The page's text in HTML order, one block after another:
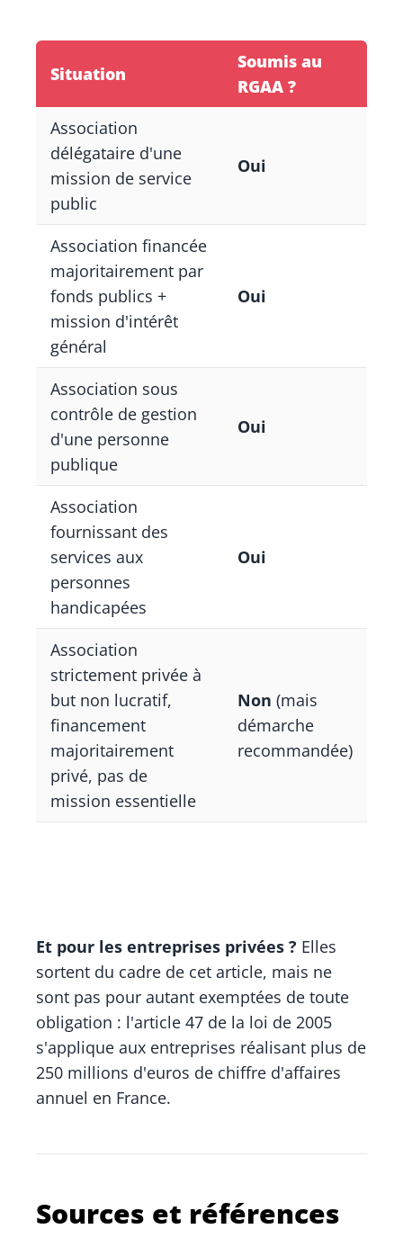
Situation
Soumis au
RGAA ?
Association
délégataire d'une
mission de service
public
Oui
Association financée
majoritairement par
fonds publics +
mission d'intérêt
général
Oui
Association sous
contrôle de gestion
d'une personne
publique
Oui
Association
fournissant des
services aux
personnes
handicapées
Oui
Association
strictement privée à
but non lucratif,
financement
majoritairement
privé, pas de
mission essentielle
Non (mais
démarche
recommandée)
Et pour les entreprises privées ? Elles
sortent du cadre de cet article, mais ne
sont pas pour autant exemptées de toute
obligation : l'article 47 de la loi de 2005
s'applique aux entreprises réalisant plus de
250 millions d'euros de chiffre d'affaires
annuel en France.
Sources et références